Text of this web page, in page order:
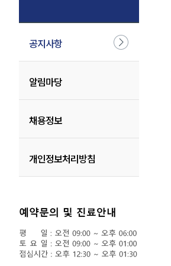
공지사항
알림마당
채용정보
개인정보처리방침